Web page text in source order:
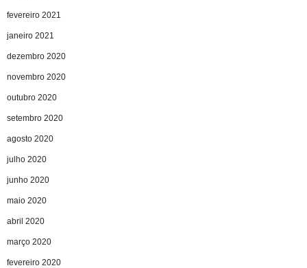
fevereiro 2021
janeiro 2021
dezembro 2020
novembro 2020
outubro 2020
setembro 2020
agosto 2020
julho 2020
junho 2020
maio 2020
abril 2020
março 2020
fevereiro 2020